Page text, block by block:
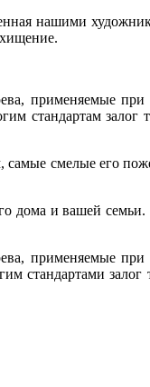
нашими
применяемые при
стандартам
смелые его
дома и вашей
применяемые при
стандартами